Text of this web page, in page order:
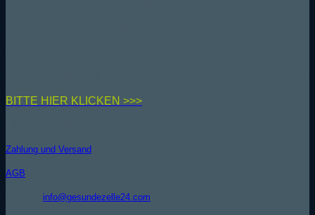
BITTE HIER KLICKEN >>>
Zahlung und Versand
AGB
info@gesundezelle24.com